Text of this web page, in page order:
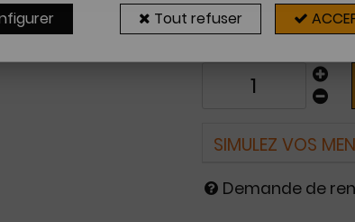
Sur commande
2 à
SIMULEZ VOS
Demande de
Tout refuser